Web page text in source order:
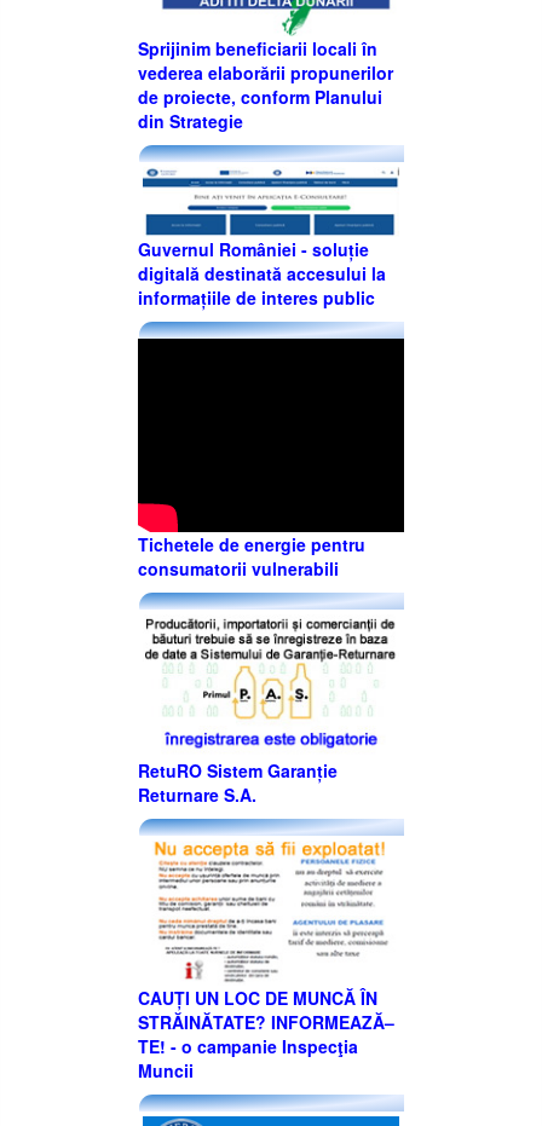
Sprijinim beneficiarii locali în
vederea elaborării propunerilor
de proiecte, conform Planului
din Strategie
Guvernul României - soluție
digitală destinată accesului la
informațiile de interes public
Tichetele de energie pentru
consumatorii vulnerabili
RetuRO Sistem Garanție
Returnare S.A.
CAUȚI UN LOC DE MUNCĂ ÎN
STRĂINĂTATE? INFORMEAZĂ–
TE! - o campanie Inspecţia
Muncii